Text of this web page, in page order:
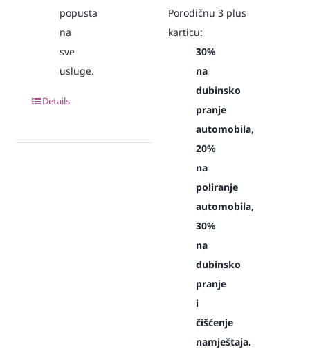
popusta
na
sve
usluge.
Details
Porodičnu 3 plus
karticu:
30%
na
dubinsko
pranje
automobila,
20%
na
poliranje
automobila,
30%
na
dubinsko
pranje
i
čišćenje
namještaja.